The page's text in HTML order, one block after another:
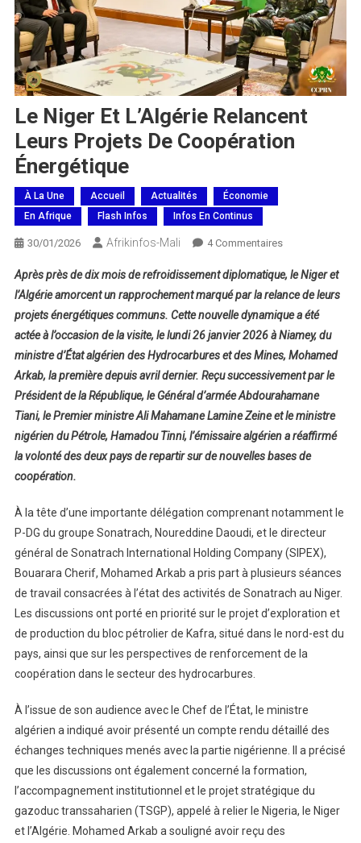
Le Niger Et L’Algérie Relancent
Leurs Projets De Coopération
Énergétique
À La Une Accueil Actualités
Économie
En Afrique
Flash Infos Infos En Continus
30/01/2026 Afrikinfos-Mali 4 CommentairesSur
Niger
Et
L’Algérie
Relancent
Leurs
Projets
De
Coopération
Après près de dix mois de refroidissement diplomatique, le Niger et
l’Algérie amorcent un rapprochement marqué par la relance de leurs
projets énergétiques communs. Cette nouvelle dynamique a été
actée à l’occasion de la visite, le lundi 26 janvier 2026 à Niamey, du
ministre d’État algérien des Hydrocarbures et des Mines, Mohamed
Arkab, la première depuis avril dernier. Reçu successivement par le
Président de la République, le Général d’armée Abdourahamane
Tiani, le Premier ministre Ali Mahamane Lamine Zeine et le ministre
nigérien du Pétrole, Hamadou Tinni, l’émissaire algérien a réaffirmé
la volonté des deux pays de repartir sur de nouvelles bases de
coopération.
À la tête d’une importante délégation comprenant notamment le
P-DG du groupe Sonatrach, Noureddine Daoudi, et le directeur
général de Sonatrach International Holding Company (SIPEX),
Bouarara Cherif, Mohamed Arkab a pris part à plusieurs séances
de travail consacrées à l’état des activités de Sonatrach au Niger.
Les discussions ont porté en priorité sur le projet d’exploration et
de production du bloc pétrolier de Kafra, situé dans le nord-est du
pays, ainsi que sur les perspectives de renforcement de la
coopération dans le secteur des hydrocarbures.
À l’issue de son audience avec le Chef de l’État, le ministre
algérien a indiqué avoir présenté un compte rendu détaillé des
échanges techniques menés avec la partie nigérienne. Il a précisé
que les discussions ont également concerné la formation,
l’accompagnement institutionnel et le projet stratégique du
gazoduc transsaharien (TSGP), appelé à relier le Nigeria, le Niger
et l’Algérie. Mohamed Arkab a souligné avoir reçu des